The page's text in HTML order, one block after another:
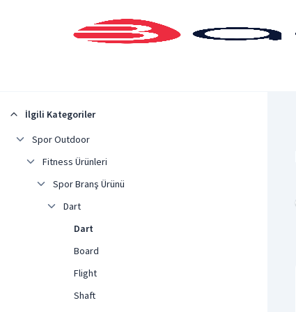
İlgili Kategoriler
Spor Outdoor
Fitness Ürünleri
Spor Branş Ürünü
Dart
Dart
Board
Flight
Shaft